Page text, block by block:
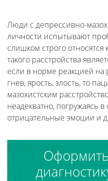
Люди с депрессивно-
личности испытывают
слишком строго
такого расстройства
если в норме реакцией на
гнев, ярость, злость, то
мазохистским
неадекватно, погружаясь
отрицательные эмоции и